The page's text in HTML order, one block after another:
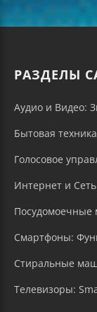
РАЗДЕЛЫ
Аудио и Видео:
Бытовая
Голосовое
Интернет и
Посудомоечные
Смартфоны:
Стиральные
Телевизоры: